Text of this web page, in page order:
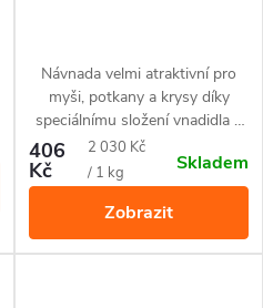
Návnada velmi atraktivní pro
myši, potkany a krysy díky
speciálnímu složení vnadidla s
vůní čokolády. Slouží k přilákání
do pastí a k předkrmování v
okolí pasti.
406
Kč
Měrná
cena:
2 030 Kč
/ 1 kg
Skladem
Zobrazit